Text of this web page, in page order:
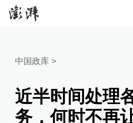
中国政库 >
近半时间处理
务，何时不再